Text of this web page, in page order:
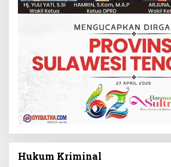
Hukum Kriminal